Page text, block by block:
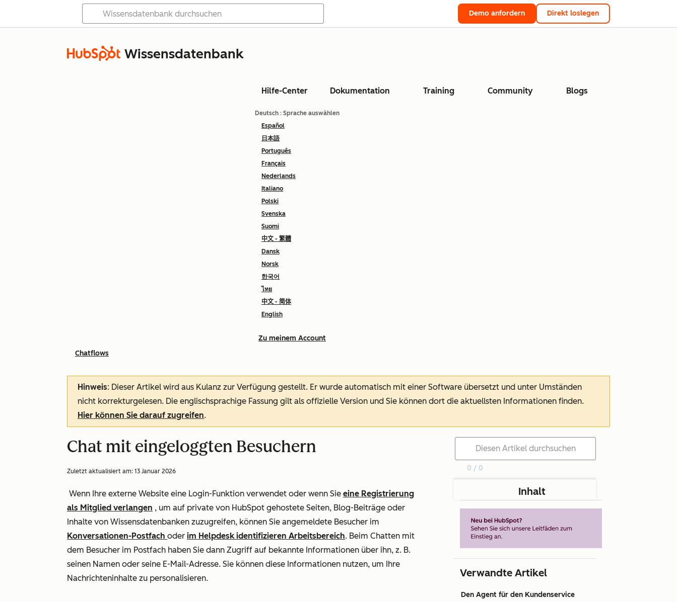
Demo anfordern Direkt loslegen
Wissensdatenbank
Hilfe-Center Dokumentation Training Community Blogs
Deutsch : Sprache auswählen
Español
日本語
Português
Français
Nederlands
Italiano
Polski
Svenska
Suomi
中文 - 繁體
Dansk
Norsk
한국어
ไทย
中文 - 简体
English
Zu meinem Account
Chatflows
Hinweis: Dieser Artikel wird aus Kulanz zur Verfügung gestellt. Er wurde automatisch mit einer Software übersetzt und unter Umständen
nicht korrekturgelesen. Die englischsprachige Fassung gilt als offizielle Version und Sie können dort die aktuellsten Informationen finden.
Hier können Sie darauf zugreifen.
Chat mit eingeloggten Besuchern
Zuletzt aktualisiert am: 13 Januar 2026
Wenn Ihre externe Website eine Login-Funktion verwendet oder wenn Sie eine Registrierung
als Mitglied verlangen , um auf private von HubSpot gehostete Seiten, Blog-Beiträge oder
Inhalte von Wissensdatenbanken zuzugreifen, können Sie angemeldete Besucher im
Konversationen-Postfach oder im Helpdesk identifizieren Arbeitsbereich. Beim Chatten mit
dem Besucher im Postfach haben Sie dann Zugriff auf bekannte Informationen über ihn, z. B.
seinen Namen oder seine E-Mail-Adresse. Sie können diese Informationen nutzen, um Ihre
Nachrichteninhalte zu personalisieren.
0 / 0
Inhalt
Verwandte Artikel
Den Agent für den Kundenservice